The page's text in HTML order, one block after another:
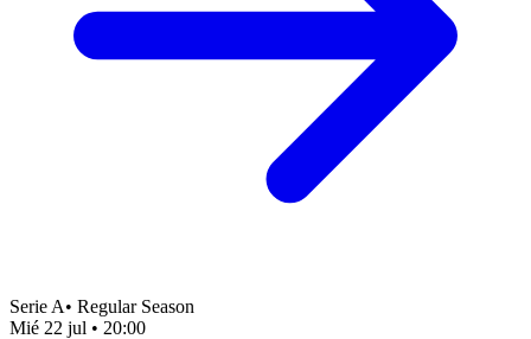
Serie A• Regular Season
Mié 22 jul • 20:00